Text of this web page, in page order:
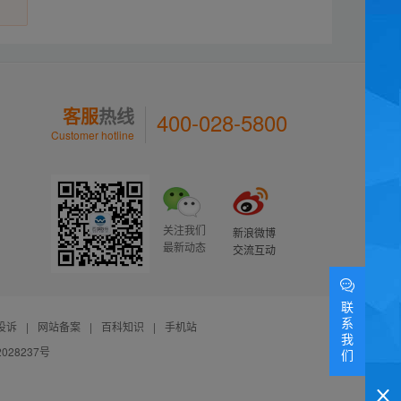
客服热线
Customer hotline 400-028-5800
关注我们
最新动态
新浪微博
交流互动
诉 | 网站备案 | 百科知识 |
手机站
号
联
系
我
们